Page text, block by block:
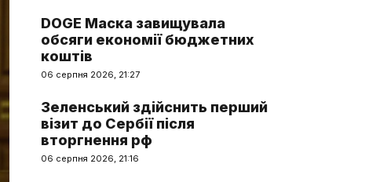
DOGE Маска завищувала
обсяги економії бюджетних
коштів
06 серпня 2026, 21:27
Зеленський здійснить перший
візит до Сербії після
вторгнення рф
06 серпня 2026, 21:16